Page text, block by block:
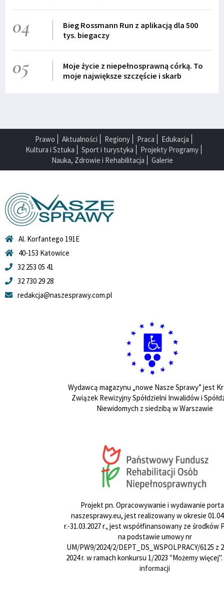
04
Bieg Rossmann Run z aplikacją dla 500
tys. biegaczy
05
Moje życie z niepełnosprawną córką. To
moje największe szczęście i skarb
Prawo Aktualności Regiony Praca
Edukacja
Kultura i Sztuka
Sport i turystyka
Projekty Programy
Nauka, Zdrowie i Rehabilitacja
Galerie
Al. Korfantego 191E
40-153 Katowice
32 253 05 41
32 730 29 28
redakcja@naszesprawy.com.pl
Wydawcą magazynu „nowe Nasze Sprawy” jest
Związek Rewizyjny Spółdzielni Inwalidów i
Niewidomych z siedzibą w Warszawie
Projekt pn. Opracowywanie i wydawanie
naszesprawy.eu, jest realizowany w okresie
r.-31.03.2027 r., jest współfinansowany ze środków
na podstawie umowy nr
UM/PW9/2024/2/DEPT_DS_WSPOLPRACY/6125 z
2024 r. w ramach konkursu 1/2023 "Możemy więcej".
informacji